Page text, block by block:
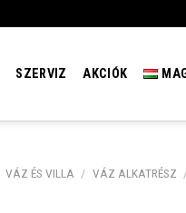
SZERVIZ AKCIÓK
VÁZ ÉS VILLA / VÁZ ALKATRÉSZ